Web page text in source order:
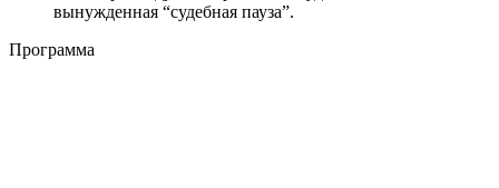
вынужденная “судебная пауза”.
Программа